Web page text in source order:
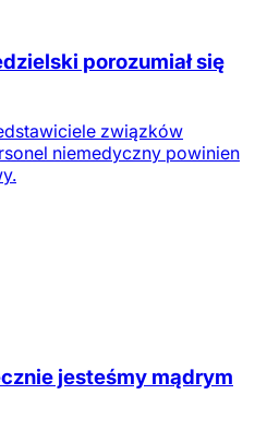
porozumiał się
związków
niemedyczny powinien
jesteśmy mądrym